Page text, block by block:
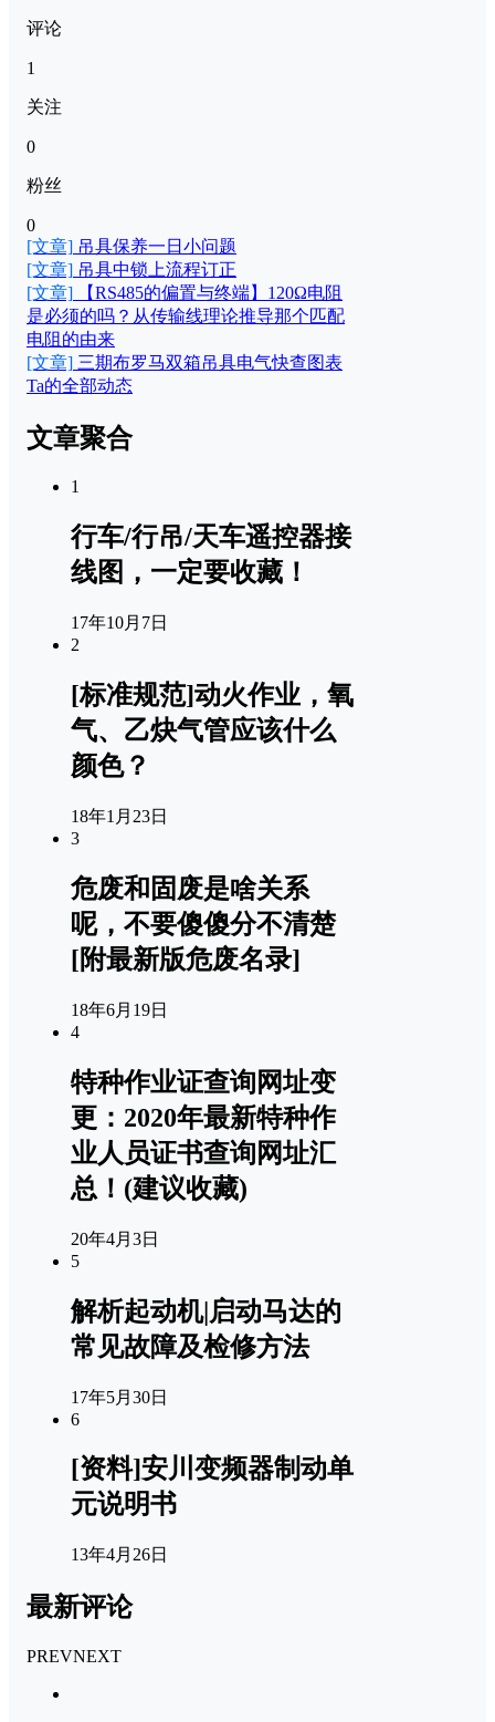
评论
1
关注
0
粉丝
0
[文章] 吊具保养一日小问题
[文章] 吊具中锁上流程订正
[文章] 【RS485的偏置与终端】120Ω电阻
是必须的吗？从传输线理论推导那个匹配
电阻的由来
[文章] 三期布罗马双箱吊具电气快查图表
Ta的全部动态
文章聚合
1
行车/行吊/天车遥控器接
线图，一定要收藏！
17年10月7日
2
[标准规范]动火作业，氧
气、乙炔气管应该什么
颜色？
18年1月23日
3
危废和固废是啥关系
呢，不要傻傻分不清楚
[附最新版危废名录]
18年6月19日
4
特种作业证查询网址变
更：2020年最新特种作
业人员证书查询网址汇
总！(建议收藏)
20年4月3日
5
解析起动机|启动马达的
常见故障及检修方法
17年5月30日
6
[资料]安川变频器制动单
元说明书
13年4月26日
最新评论
PREVNEXT